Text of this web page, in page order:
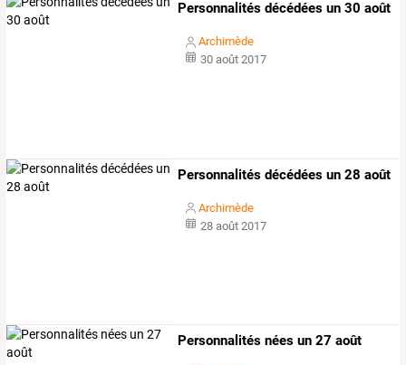
Personnalités décédées un 30 août
Archimède
30 août 2017
Personnalités décédées un 28 août
Archimède
28 août 2017
Personnalités nées un 27 août